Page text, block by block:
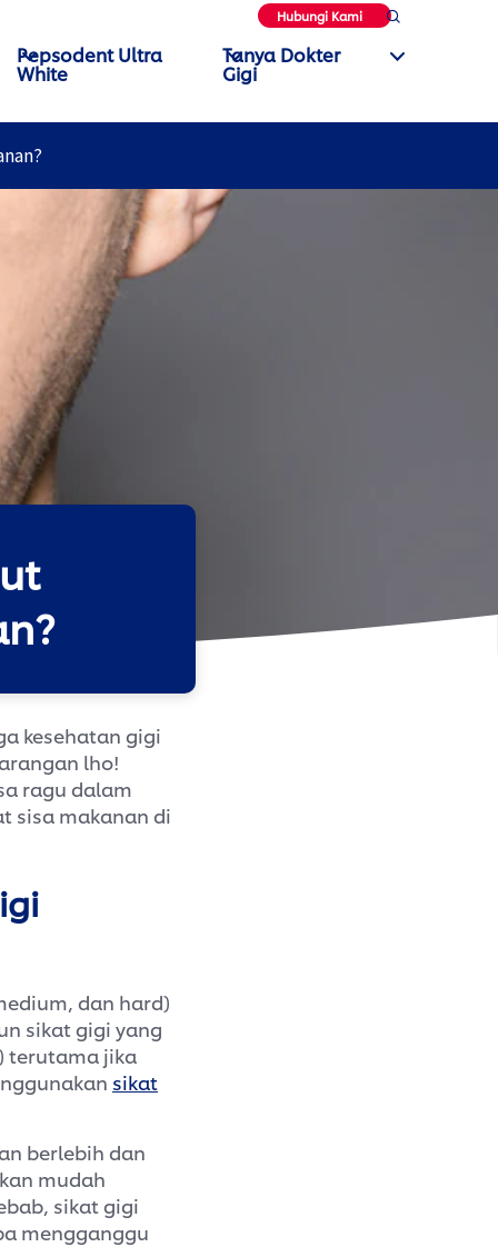
Hubungi Kami
Pepsodent Ultra
White
Tanya Dokter
Gigi
kesehatan gigi
lho!
ragu dalam
sisa makanan di
dan hard)
sikat gigi yang
terutama jika
sikat
berlebih dan
mudah
sikat gigi
mengganggu